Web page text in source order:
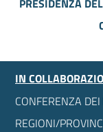
PRESIDENZA
IN
CONFERENZA
REGIONI/